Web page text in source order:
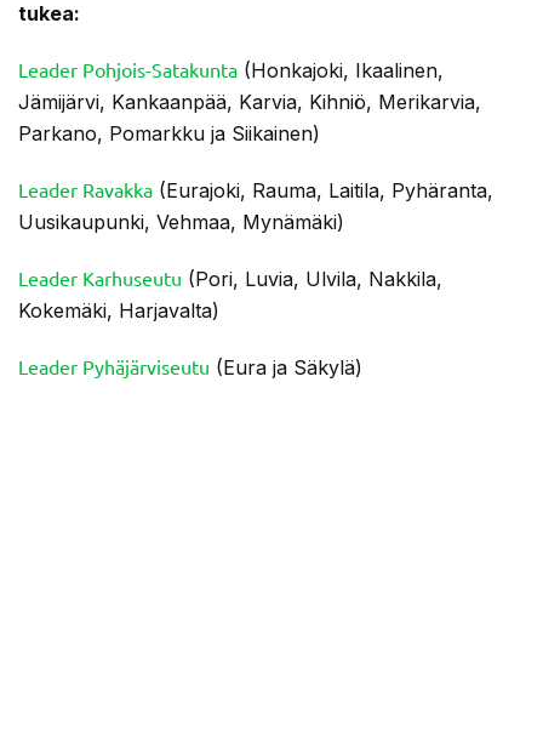
tukea:
Leader Pohjois-Satakunta (Honkajoki, Ikaalinen,
Jämijärvi, Kankaanpää, Karvia, Kihniö, Merikarvia,
Parkano, Pomarkku ja Siikainen)
Leader Ravakka (Eurajoki, Rauma, Laitila, Pyhäranta,
Uusikaupunki, Vehmaa, Mynämäki)
Leader Karhuseutu (Pori, Luvia, Ulvila, Nakkila,
Kokemäki, Harjavalta)
Leader Pyhäjärviseutu (Eura ja Säkylä)